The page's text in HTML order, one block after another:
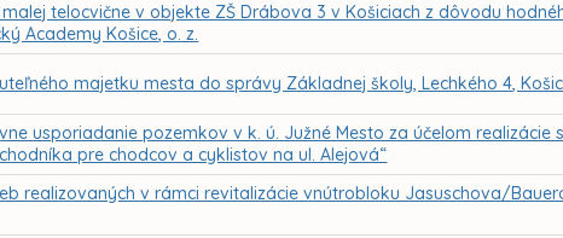
telocvične v objekte ZŠ Drábova 3 v Košiciach z dôvodu
Academy Košice, o. z.
majetku mesta do správy Základnej školy, Lechkého 4,
usporiadanie pozemkov v k. ú. Južné Mesto za účelom realizácie
pre chodcov a cyklistov na ul. Alejová“
realizovaných v rámci revitalizácie vnútrobloku Jasuschova/